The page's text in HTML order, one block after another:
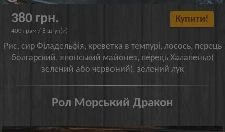
380 грн.
400 грам / 8 штук(и)
Купити!
Рис, сир Філадельфія, креветка в темпурі, лосось, перець
болгарский, японський майонез, перець Халапеньо(
зелений або червоний), зелений лук
Рол Морський Дракон